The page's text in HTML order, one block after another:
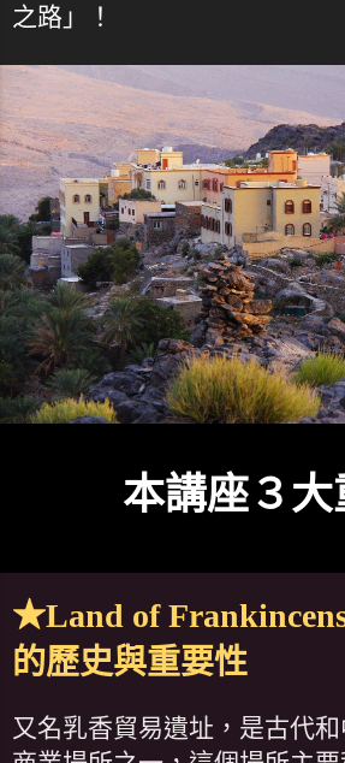
之路」！
本講座３大
★Land of
的歷史與重要性
又名乳香貿易遺址，是古代